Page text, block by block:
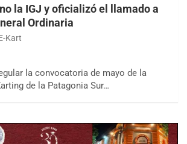
la IGJ y oficializó el llamado a
Ordinaria
Kart
la convocatoria de mayo de la
de la Patagonia Sur…